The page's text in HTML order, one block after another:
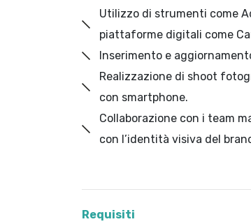
Utilizzo di strumenti come
piattaforme digitali come
Inserimento e
Realizzazione di shoot
con smartphone.
Collaborazione con i team
con l’identità visiva del
Requisiti